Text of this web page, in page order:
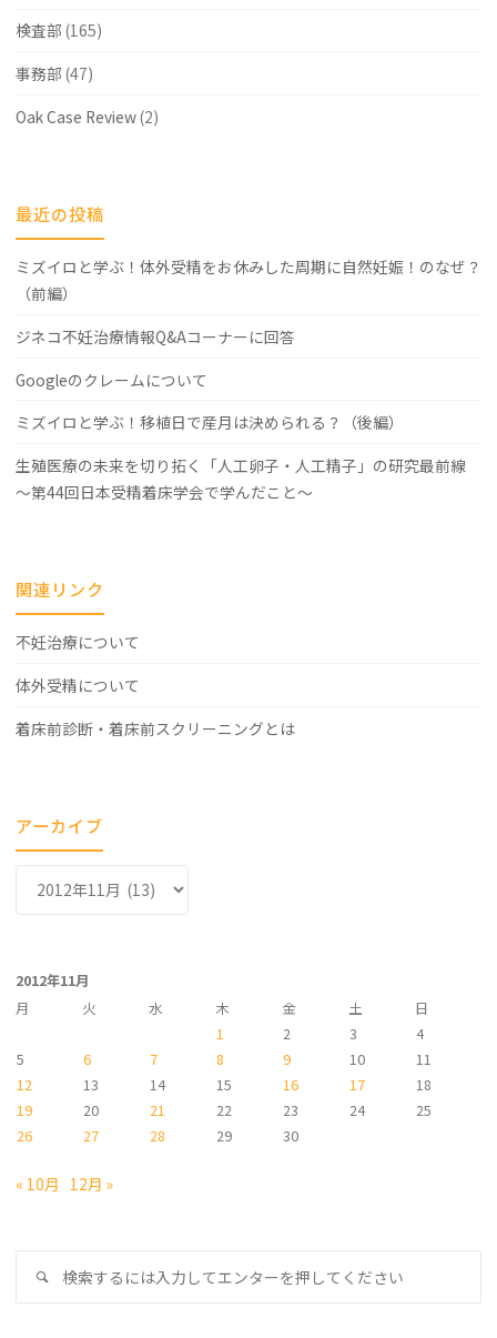
検査部 (165)
事務部 (47)
Oak Case Review(2)
最近の投稿
ミズイロと学ぶ！体外受精をお休みした周期に自然妊娠！のなぜ？
（前編）
ジネコ不妊治療情報Q&Aコーナーに回答
Googleのクレームについて
ミズイロと学ぶ！移植日で産月は決められる？（後編）
生殖医療の未来を切り拓く「人工卵子・人工精子」の研究最前線
～第44回日本受精着床学会で学んだこと～
関連リンク
不妊治療について
体外受精について
着床前診断・着床前スクリーニングとは
アーカイブ
ブ
2012年11月
月
火 水 木 金 土
日
1
2 3
4
5
6 7 8 9 10
11
12
13 14 15 16 17
18
19
20 21 22 23 24
25
26
27 28 29 30
« 10月 12月 »
検